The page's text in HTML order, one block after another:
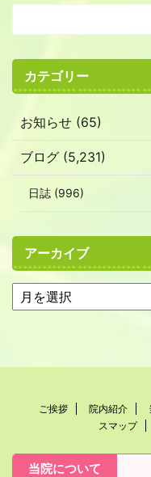
カテゴリー
お知らせ (65)
ブログ (5,231)
日誌 (996)
アーカイブ
ご挨拶 院内紹介
スマップ
当院について